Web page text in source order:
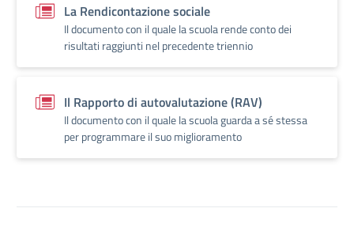
La Rendicontazione sociale
Il documento con il quale la scuola rende conto dei
risultati raggiunti nel precedente triennio
Il Rapporto di autovalutazione (RAV)
Il documento con il quale la scuola guarda a sé stessa
per programmare il suo miglioramento